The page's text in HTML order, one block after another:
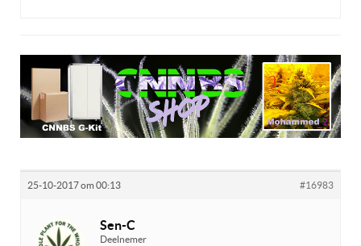
25-10-2017 om 00:13 #16983
Sen-C
Deelnemer